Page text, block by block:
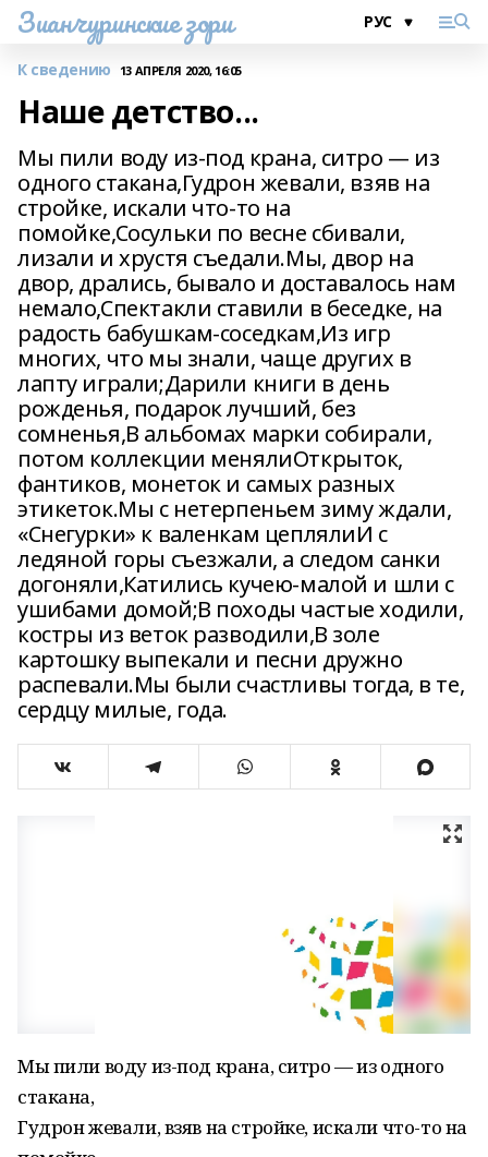
Зианчуринские зори
К сведению 13 АПРЕЛЯ 2020, 16:05
Наше детство...
Мы пили воду из-под крана, ситро — из
одного стакана,Гудрон жевали, взяв на
стройке, искали что-то на
помойке,Сосульки по весне сбивали,
лизали и хрустя съедали.Мы, двор на
двор, дрались, бывало и доставалось нам
немало,Спектакли ставили в беседке, на
радость бабушкам-соседкам,Из игр
многих, что мы знали, чаще других в
лапту играли;Дарили книги в день
рожденья, подарок лучший, без
сомненья,В альбомах марки собирали,
потом коллекции менялиОткрыток,
фантиков, монеток и самых разных
этикеток.Мы с нетерпеньем зиму ждали,
«Снегурки» к валенкам цеплялиИ с
ледяной горы съезжали, а следом санки
догоняли,Катились кучею-малой и шли с
ушибами домой;В походы частые ходили,
костры из веток разводили,В золе
картошку выпекали и песни дружно
распевали.Мы были счастливы тогда, в те,
сердцу милые, года.
Мы пили воду из-под крана, ситро — из одного
стакана,
Гудрон жевали, взяв на стройке, искали что-то на